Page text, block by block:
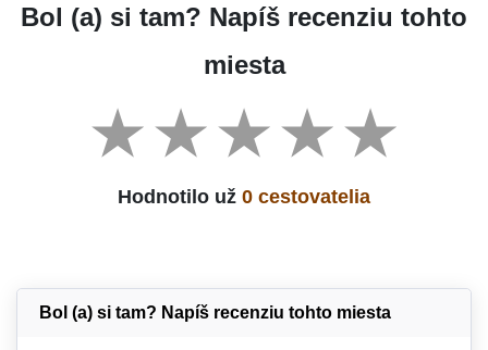
Bol (a) si tam? Napíš recenziu tohto
miesta
Hodnotilo už 0 cestovatelia
Bol (a) si tam? Napíš recenziu tohto miesta